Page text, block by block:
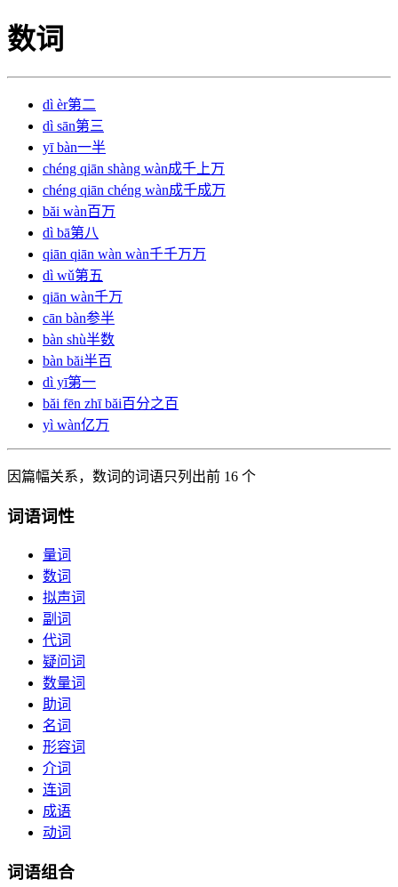
数词
dì èr第二
dì sān第三
yī bàn一半
chéng qiān shàng wàn成千上万
chéng qiān chéng wàn成千成万
băi wàn百万
dì bā第八
qiān qiān wàn wàn千千万万
dì wǔ第五
qiān wàn千万
cān bàn参半
bàn shù半数
bàn băi半百
dì yī第一
băi fēn zhī băi百分之百
yì wàn亿万
因篇幅关系，数词的词语只列出前 16 个
词语词性
量词
数词
拟声词
副词
代词
疑问词
数量词
助词
名词
形容词
介词
连词
成语
动词
词语组合